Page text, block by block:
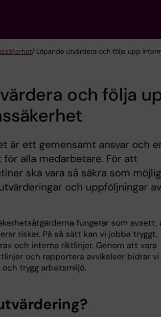
/ Löpande utvärdera och följa upp
och följa
är ett gemensamt ansvar och
alla medarbetare. För att
ska vara så säkra som
och uppföljningar av
fungerar som avsett,
risker. På så sätt kan vi jobba tryggt,
och interna riktlinjer. Genom att vara
och rapportera avvikelser bidrar vi
trygg arbetsmiljö.